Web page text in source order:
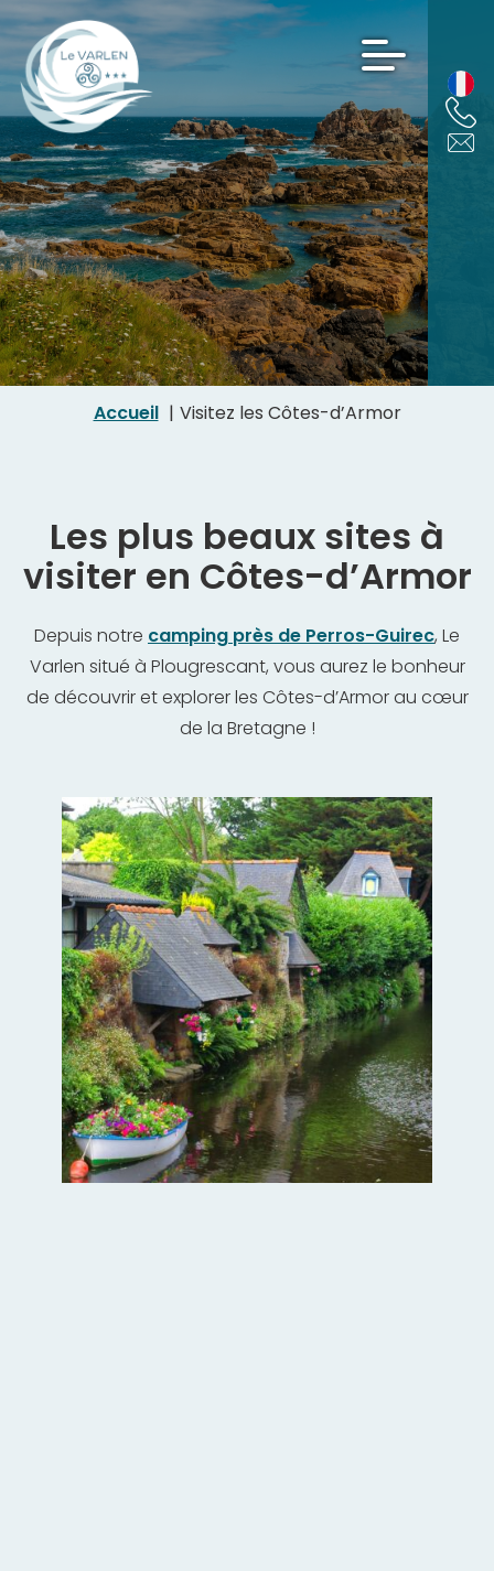
Accueil Visitez les Côtes-d’Armor
Les plus beaux sites à
visiter en Côtes-d’Armor
Depuis notre camping près de Perros-Guirec, Le
Varlen situé à Plougrescant, vous aurez le bonheur
de découvrir et explorer les Côtes-d’Armor au cœur
de la Bretagne !